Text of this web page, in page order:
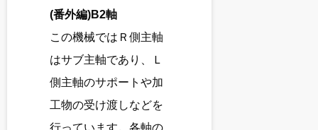
(番外編)B2軸
この機械ではＲ側主軸
はサブ主軸であり、Ｌ
側主軸のサポートや加
工物の受け渡しなどを
行っています。各軸の